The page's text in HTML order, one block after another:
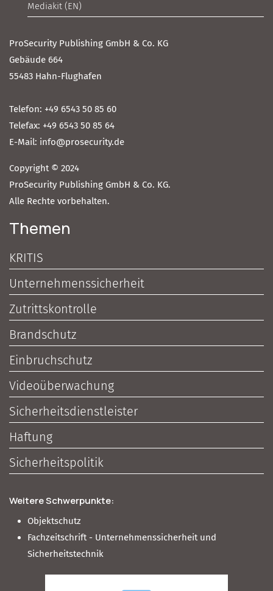
Mediakit (EN)
ProSecurity Publishing GmbH & Co. KG
Gebäude 664
55483 Hahn-Flughafen
Telefon: +49 6543 50 85 60
Telefax: +49 6543 50 85 64
E-Mail: info@prosecurity.de
Copyright © 2024
ProSecurity Publishing GmbH & Co. KG.
Alle Rechte vorbehalten.
Themen
KRITIS
Unternehmenssicherheit
Zutrittskontrolle
Brandschutz
Einbruchschutz
Videoüberwachung
Sicherheitsdienstleister
Haftung
Sicherheitspolitik
Weitere Schwerpunkte:
Objektschutz
Fachzeitschrift - Unternehmenssicherheit und
Sicherheitstechnik